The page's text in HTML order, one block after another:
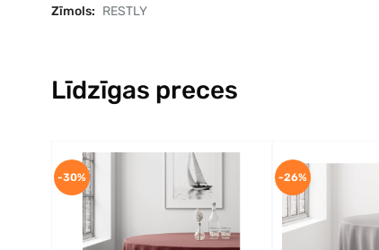
Zīmols: RESTLY
Līdzīgas preces
-30% -26%